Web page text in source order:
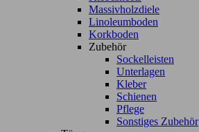
Massivholzdiele
Linoleumboden
Korkboden
Zubehör
Sockelleisten
Unterlagen
Kleber
Schienen
Pflege
Sonstiges Zubehör